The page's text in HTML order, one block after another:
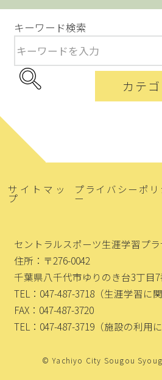
キーワード検索
カテ
サイトマッ
プ
プライバシーポリ
ー
セントラルスポーツ生涯学習プラ
住所：〒276-0042
千葉県八千代市ゆりのき台3丁目
TEL：047-487-3718 （生涯学習に
FAX：047-487-3720
TEL：047-487-3719 （施設の利用
© Yachiyo City Sougou